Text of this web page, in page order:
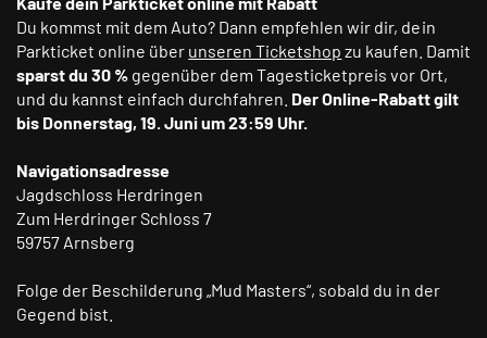
Du kommst mit dem Auto? Dann empfehlen wir dir, dein
Parkticket online über unseren Ticketshop zu kaufen. Damit
sparst du 30 % gegenüber dem Tagesticketpreis vor Ort,
und du kannst einfach durchfahren. Der Online-Rabatt gilt
bis Donnerstag, 19. Juni um 23:59 Uhr.
Navigationsadresse
Jagdschloss Herdringen
Zum Herdringer Schloss 7
59757 Arnsberg
Folge der Beschilderung „Mud Masters“, sobald du in der
Gegend bist.